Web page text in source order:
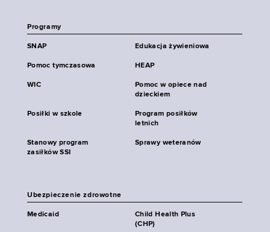
Programy
SNAP Edukacja żywieniowa
Pomoc tymczasowa HEAP
WIC
Pomoc w opiece nad
dzieckiem
Posiłki w szkole
Program posiłków
letnich
Stanowy program
zasiłków SSI
Sprawy weteranów
Ubezpieczenie zdrowotne
Medicaid
Child Health Plus
(CHP)